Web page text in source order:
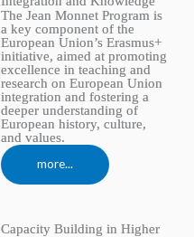
The Jean Monnet Program is
a key component of the
European Union’s Erasmus+
initiative, aimed at promoting
excellence in teaching and
research on European Union
integration and fostering a
deeper understanding of
European history, culture,
and values.
more...
Capacity Building in Higher